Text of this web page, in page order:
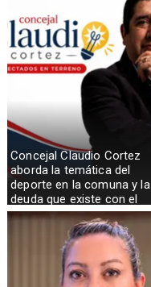
Concejal Claudio Cortez
aborda la temática del
deporte en la comuna y la
deuda que existe con el
sector rural